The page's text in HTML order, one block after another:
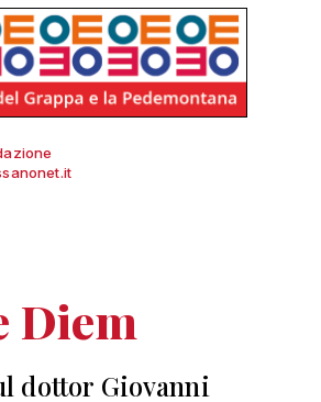
Diem
dottor Giovanni